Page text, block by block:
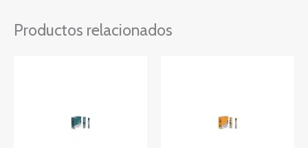
Productos relacionados